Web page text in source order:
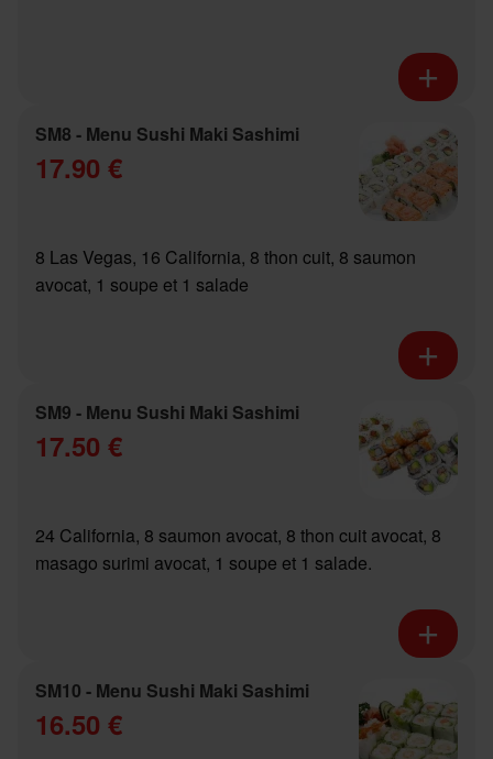
SM8 - Menu Sushi Maki Sashimi
17.90 €
8 Las Vegas, 16 California, 8 thon cuit, 8 saumon
avocat, 1 soupe et 1 salade
SM9 - Menu Sushi Maki Sashimi
17.50 €
24 California, 8 saumon avocat, 8 thon cuit avocat, 8
masago surimi avocat, 1 soupe et 1 salade.
SM10 - Menu Sushi Maki Sashimi
16.50 €